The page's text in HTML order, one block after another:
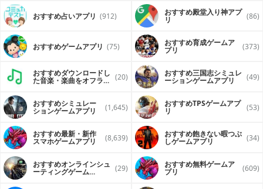
おすすめ占いアプリ (912) おすすめ殿堂入り神アプ
リ (86)
おすすめゲームアプリ (75) おすすめ育成ゲームア
プリ (373)
おすすめダウンロードし
た音楽・楽曲をオフライ (20) おすすめ三国志シミュレ
ーションゲームアプリ (49)
おすすめシミュレー
ションゲームアプリ (1,645) おすすめTPSゲームアプ
リ (53)
おすすめ最新・新作
スマホゲームアプリ (8,639) おすすめ飽きない暇つぶ
しゲームアプリ (34)
おすすめオンラインシュ
ーティングゲーム (29) おすすめ無料ゲームア
プリ (609)